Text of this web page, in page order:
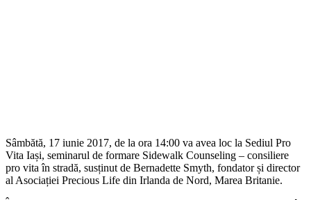
Sâmbătă, 17 iunie 2017, de la ora 14:00 va avea loc la Sediul Pro
Vita Iași, seminarul de formare Sidewalk Counseling – consiliere
pro vita în stradă, susținut de Bernadette Smyth, fondator și director
al Asociației Precious Life din Irlanda de Nord, Marea Britanie.